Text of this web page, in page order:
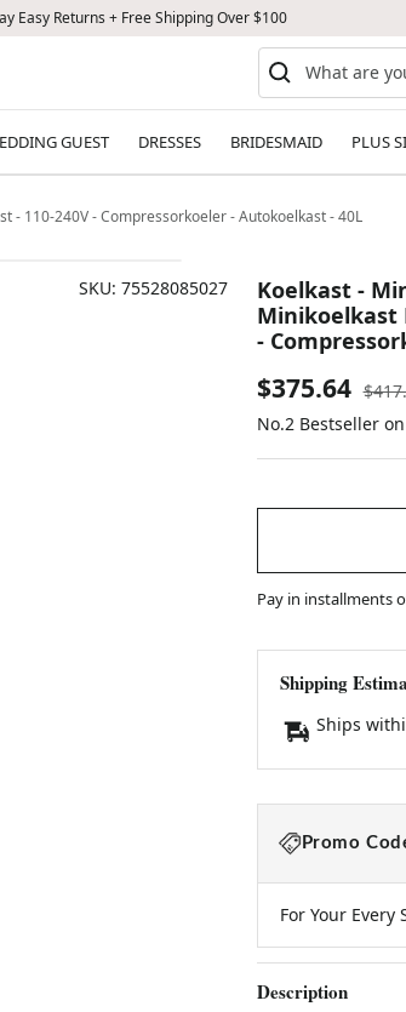
Easy Returns + Free Shipping Over $100
GUEST DRESSES BRIDESMAID PLUS
- 110-240V - Compressorkoeler - Autokoelkast - 40L
SKU: 75528085027
Koelkast -
Minikoelkast
-
Sale
price
$375.64
price
No.2 Bestseller
Pay in installments
Shipping
Ships
Promo
For Your Every
Description